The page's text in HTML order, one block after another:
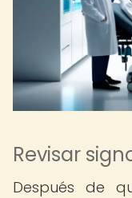
Revisar
Después de